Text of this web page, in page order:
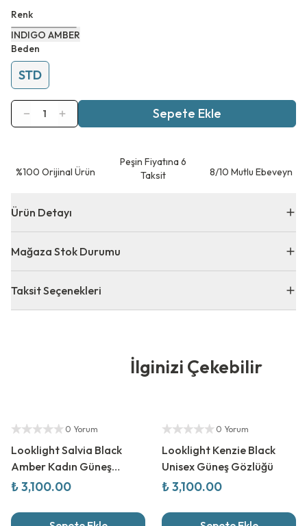
Renk
INDIGO AMBER
Beden
STD
1 Sepete Ekle
⁠%100 Orijinal Ürün
Peşin Fiyatına 6
Taksit
8/10 Mutlu Ebeveyn
Ürün Detayı
Mağaza Stok Durumu
Taksit Seçenekleri
İlginizi Çekebilir
0 Yorum
Looklight Salvia Black
Amber Kadın Güneş
Gözlüğü
₺ 3,100.00
0 Yorum
Looklight Kenzie Black
Unisex Güneş Gözlüğü
₺ 3,100.00